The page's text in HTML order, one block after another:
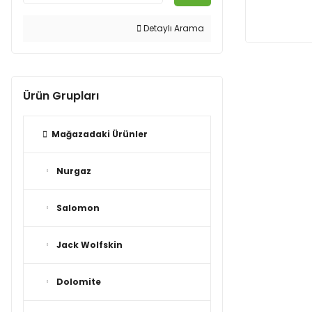
Detaylı Arama
Ürün Grupları
Mağazadaki Ürünler
Nurgaz
Salomon
Jack Wolfskin
Dolomite